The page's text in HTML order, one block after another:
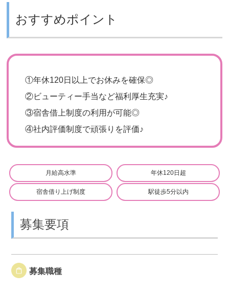
おすすめポイント
①年休120日以上でお休みを確保◎
②ビューティー手当など福利厚生充実♪
③宿舎借上制度の利用が可能◎
④社内評価制度で頑張りを評価♪
月給高水準 年休120日超
宿舎借り上げ制度 駅徒歩5分以内
募集要項
募集職種